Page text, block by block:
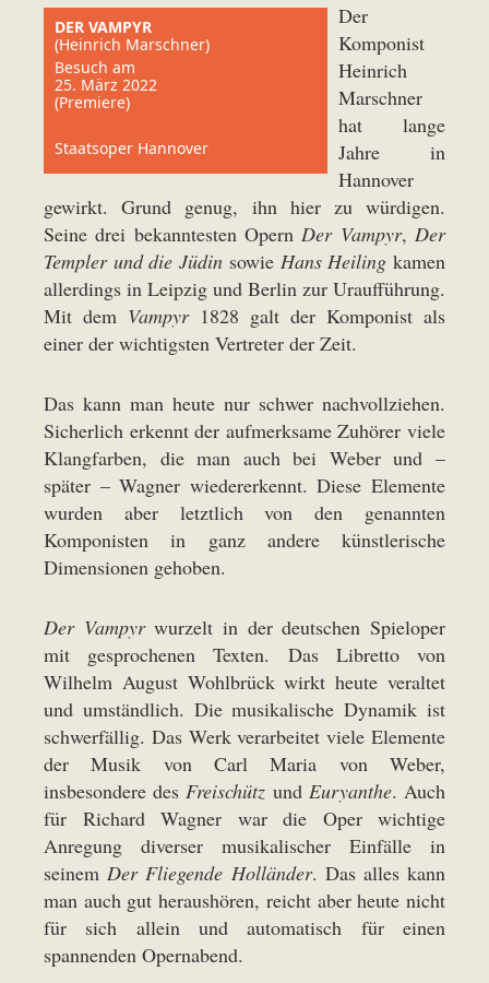
DER VAMPYR
(Heinrich Marschner)
Besuch am
25. März 2022
(Premiere)
Staatsoper Hannover
Der
Komponist
Heinrich
Marschner
hat lange
Jahre in
Hannover
gewirkt. Grund genug, ihn hier zu würdigen.
Seine drei bekanntesten Opern Der Vampyr, Der
Templer und die Jüdin sowie Hans Heiling kamen
allerdings in Leipzig und Berlin zur Uraufführung.
Mit dem Vampyr1828 galt der Komponist als
einer der wichtigsten Vertreter der Zeit.
Das kann man heute nur schwer nachvollziehen.
Sicherlich erkennt der aufmerksame Zuhörer viele
Klangfarben, die man auch bei Weber und –
später – Wagner wiedererkennt. Diese Elemente
wurden aber letztlich von den genannten
Komponisten in ganz andere künstlerische
Dimensionen gehoben.
Der Vampyrwurzelt in der deutschen Spieloper
mit gesprochenen Texten. Das Libretto von
Wilhelm August Wohlbrück wirkt heute veraltet
und umständlich. Die musikalische Dynamik ist
schwerfällig. Das Werk verarbeitet viele Elemente
der Musik von Carl Maria von Weber,
insbesondere des Freischütz und Euryanthe. Auch
für Richard Wagner war die Oper wichtige
Anregung diverser musikalischer Einfälle in
seinem Der Fliegende Holländer. Das alles kann
man auch gut heraushören, reicht aber heute nicht
für sich allein und automatisch für einen
spannenden Opernabend.